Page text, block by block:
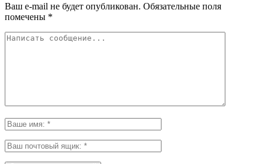
Ваш e-mail не будет опубликован. Обязательные поля
помечены *